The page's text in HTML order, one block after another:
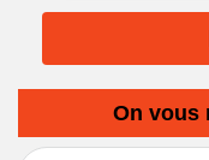
On vous